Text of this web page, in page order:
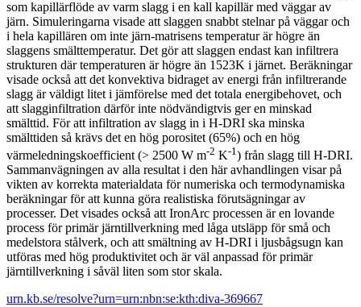
som kapillärflöde av varm slagg i en kall kapillär med väggar av
järn. Simuleringarna visade att slaggen snabbt stelnar på väggar och
i hela kapillären om inte järn-matrisens temperatur är högre än
slaggens smälttemperatur. Det gör att slaggen endast kan infiltrera
strukturen där temperaturen är högre än 1523K i järnet. Beräkningar
visade också att det konvektiva bidraget av energi från infiltrerande
slagg är väldigt litet i jämförelse med det totala energibehovet, och
att slagginfiltration därför inte nödvändigtvis ger en minskad
smälttid. För att infiltration av slagg in i H-DRI ska minska
smälttiden så krävs det en hög porositet (65%) och en hög
värmeledningskoefficient (> 2500 W m-2 K-1) från slagg till H-DRI.
Sammanvägningen av alla resultat i den här avhandlingen visar på
vikten av korrekta materialdata för numeriska och termodynamiska
beräkningar för att kunna göra realistiska förutsägningar av
processer. Det visades också att IronArc processen är en lovande
process för primär järntillverkning med låga utsläpp för små och
medelstora stålverk, och att smältning av H-DRI i ljusbågsugn kan
utföras med hög produktivitet och är väl anpassad för primär
järntillverkning i såväl liten som stor skala.
urn.kb.se/resolve?urn=urn:nbn:se:kth:diva-369667